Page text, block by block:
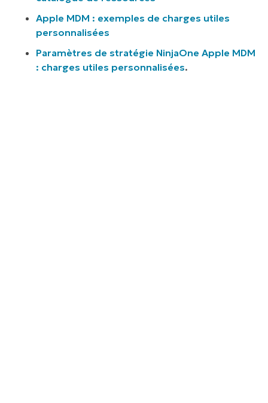
Apple MDM : exemples de charges utiles
personnalisées
Paramètres de stratégie NinjaOne Apple MDM
: charges utiles personnalisées.